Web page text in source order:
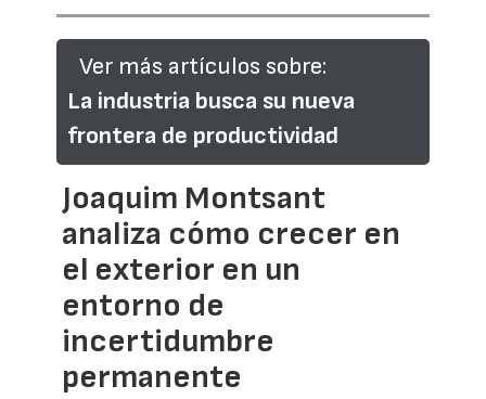
Ver más artículos sobre:
La industria busca su nueva
frontera de productividad
Joaquim Montsant
analiza cómo crecer en
el exterior en un
entorno de
incertidumbre
permanente